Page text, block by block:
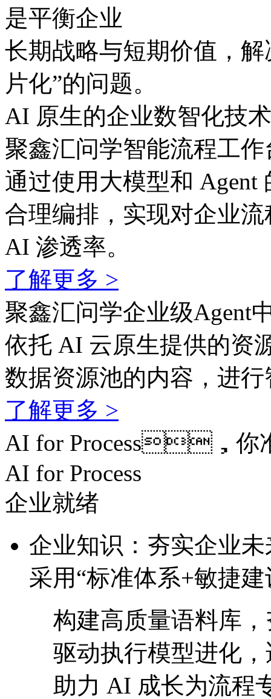
是平衡企业
长期战略与短期价值，
片化”的问题。
AI 原生的企业数智化技
聚鑫汇问学智能流程工作
通过使用大模型和 Agent
合理编排，实现对企业
AI 渗透率。
了解更多 >
聚鑫汇问学企业级Agent
依托 AI 云原生提供的资源
数据资源池的内容，
了解更多 >
AI for Process，你
AI for Process
企业就绪
企业知识：夯实企业
采用“标准体系+敏捷
构建高质量语料库
驱动执行模型进化
助力 AI 成长为流程专